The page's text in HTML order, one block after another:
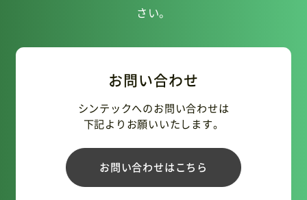
さい。
お問い合わせ
シンテックへのお問い合わせは
下記よりお願いいたします。
お問い合わせはこちら